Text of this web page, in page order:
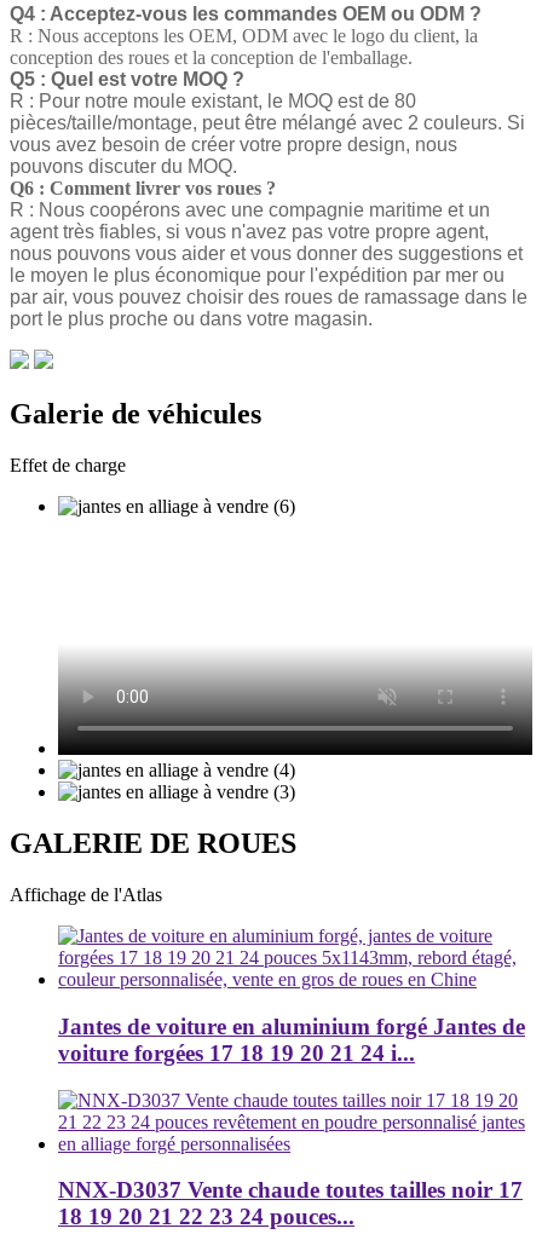
Q4 : Acceptez-vous les commandes OEM ou ODM ?
R : Nous acceptons les OEM, ODM avec le logo du client, la
conception des roues et la conception de l'emballage.
Q5 : Quel est votre MOQ ?
R : Pour notre moule existant, le MOQ est de 80
pièces/taille/montage, peut être mélangé avec 2 couleurs. Si
vous avez besoin de créer votre propre design, nous
pouvons discuter du MOQ.
Q6 : Comment livrer vos roues ?
R : Nous coopérons avec une compagnie maritime et un
agent très fiables, si vous n'avez pas votre propre agent,
nous pouvons vous aider et vous donner des suggestions et
le moyen le plus économique pour l'expédition par mer ou
par air, vous pouvez choisir des roues de ramassage dans le
port le plus proche ou dans votre magasin.
Galerie de véhicules
Effet de charge
GALERIE DE ROUES
Affichage de l'Atlas
Jantes de voiture en aluminium forgé Jantes de
voiture forgées 17 18 19 20 21 24 i...
NNX-D3037 Vente chaude toutes tailles noir 17
18 19 20 21 22 23 24 pouces...